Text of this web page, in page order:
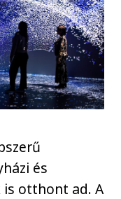
és
otthont ad. A